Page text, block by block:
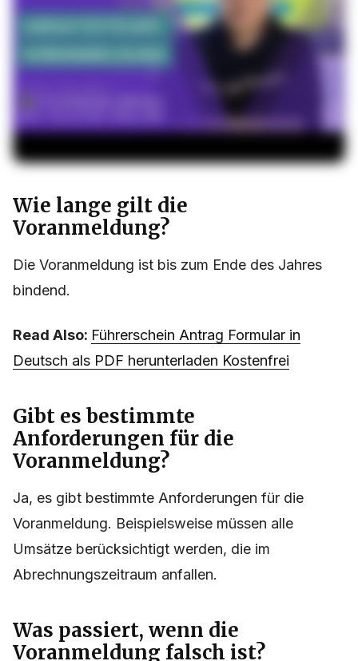
Wie lange gilt die
Voranmeldung?
Die Voranmeldung ist bis zum Ende des Jahres
bindend.
Read Also: Führerschein Antrag Formular in
Deutsch als PDF herunterladen Kostenfrei
Gibt es bestimmte
Anforderungen für die
Voranmeldung?
Ja, es gibt bestimmte Anforderungen für die
Voranmeldung. Beispielsweise müssen alle
Umsätze berücksichtigt werden, die im
Abrechnungszeitraum anfallen.
Was passiert, wenn die
Voranmeldung falsch ist?